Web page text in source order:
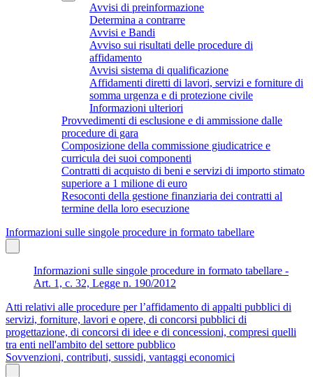
Avvisi di preinformazione
Determina a contrarre
Avvisi e Bandi
Avviso sui risultati delle procedure di
affidamento
Avvisi sistema di qualificazione
Affidamenti diretti di lavori, servizi e forniture di
somma urgenza e di protezione civile
Informazioni ulteriori
Provvedimenti di esclusione e di ammissione dalle
procedure di gara
Composizione della commissione giudicatrice e
curricula dei suoi componenti
Contratti di acquisto di beni e servizi di importo stimato
superiore a 1 milione di euro
Resoconti della gestione finanziaria dei contratti al
termine della loro esecuzione
Informazioni sulle singole procedure in formato tabellare
Informazioni sulle singole procedure in formato tabellare -
Art. 1, c. 32, Legge n. 190/2012
Atti relativi alle procedure per l’affidamento di appalti pubblici di
servizi, forniture, lavori e opere, di concorsi pubblici di
progettazione, di concorsi di idee e di concessioni, compresi quelli
tra enti nell'ambito del settore pubblico
Sovvenzioni, contributi, sussidi, vantaggi economici